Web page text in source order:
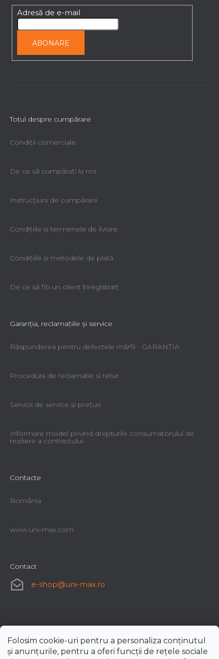
Folosim cookie-uri pentru a personaliza conținutul
și anunțurile, pentru a oferi funcții de rețele sociale
Adresă de e-mail
ABONARE
Totul despre cumpărare
Condiții comerciale
De ce să cumpăraţi la noi
Instrucțiuni de cumpărare
Condiţiile şi termenele de livrare
Condiţiile şi metodele de plată
De ce să fiţi un client înregistratţ
Garanţia, reclamaţiile şi service
Răspunderea pentru defectele mărfii - GARANŢIA
Procedura de reclamatie si retur
Servicii de service şi preţuri
Informare model privind drepturile consumatorului de
reziliere a contractului
Contacte
România
www.uni-max.com
Contact
e-shop@uni-max.ro